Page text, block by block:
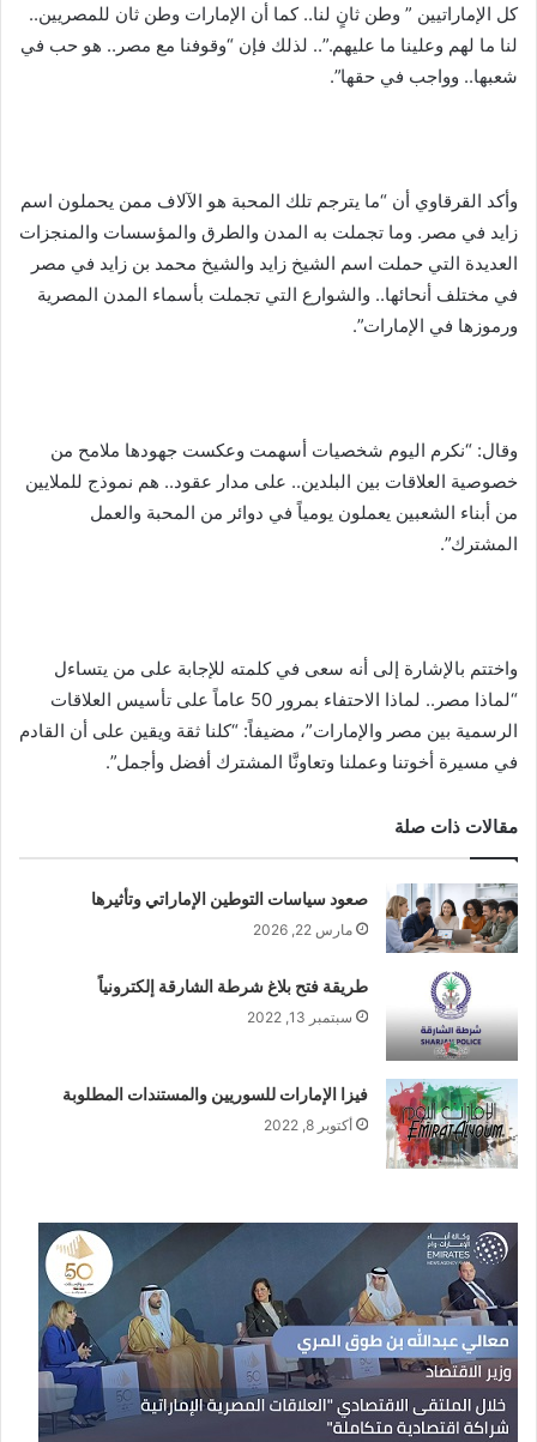
كل الإماراتيين ” وطن ثانٍ لنا.. كما أن الإمارات وطن ثان للمصريين..
لنا ما لهم وعلينا ما عليهم.”.. لذلك فإن “وقوفنا مع مصر.. هو حب في
شعبها.. وواجب في حقها”.
وأكد القرقاوي أن “ما يترجم تلك المحبة هو الآلاف ممن يحملون اسم
زايد في مصر. وما تجملت به المدن والطرق والمؤسسات والمنجزات
العديدة التي حملت اسم الشيخ زايد والشيخ محمد بن زايد في مصر
في مختلف أنحائها.. والشوارع التي تجملت بأسماء المدن المصرية
ورموزها في الإمارات”.
وقال: “نكرم اليوم شخصيات أسهمت وعكست جهودها ملامح من
خصوصية العلاقات بين البلدين.. على مدار عقود.. هم نموذج للملايين
من أبناء الشعبين يعملون يومياً في دوائر من المحبة والعمل
المشترك”.
واختتم بالإشارة إلى أنه سعى في كلمته للإجابة على من يتساءل
“لماذا مصر.. لماذا الاحتفاء بمرور 50 عاماً على تأسيس العلاقات
الرسمية بين مصر والإمارات”، مضيفاً: “كلنا ثقة ويقين على أن القادم
في مسيرة أخوتنا وعملنا وتعاونَّا المشترك أفضل وأجمل”.
مقالات ذات صلة
صعود سياسات التوطين الإماراتي وتأثيرها
مارس 22, 2026
طريقة فتح بلاغ شرطة الشارقة إلكترونياً
سبتمبر 13, 2022
فيزا الإمارات للسوريين والمستندات المطلوبة
أكتوبر 8, 2022